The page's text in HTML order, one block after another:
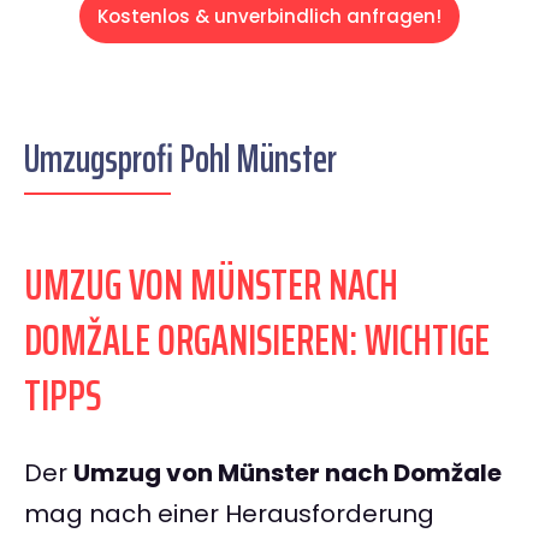
Kostenlos & unverbindlich anfragen!
Umzugsprofi Pohl Münster
UMZUG VON MÜNSTER NACH
DOMŽALE ORGANISIEREN: WICHTIGE
TIPPS
Der Umzug von Münster nach Domžale
mag nach einer Herausforderung